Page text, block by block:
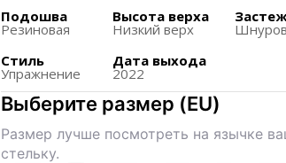
делает их идеальными для осеннего
Подходят для женской аудитории,
адаптированные для женщин.
что делает их привлекательными
Подошва
Резиновая
Высота верха
Низкий верх
Стиль
Упражнение
Дата выхода
2022
Выберите размер (EU)
Размер лучше посмотреть на язычке
стельку.